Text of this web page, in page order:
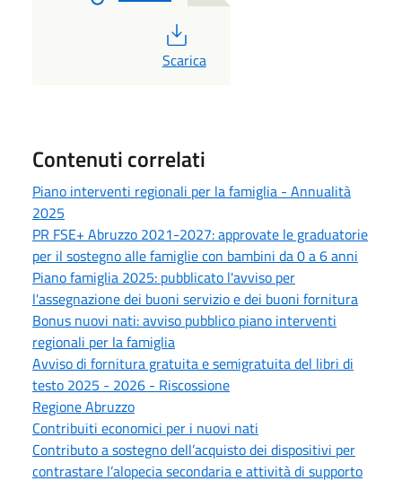
PDF
Scarica
Contenuti correlati
Piano interventi regionali per la famiglia - Annualità
2025
PR FSE+ Abruzzo 2021-2027: approvate le graduatorie
per il sostegno alle famiglie con bambini da 0 a 6 anni
Piano famiglia 2025: pubblicato l'avviso per
l'assegnazione dei buoni servizio e dei buoni fornitura
Bonus nuovi nati: avviso pubblico piano interventi
regionali per la famiglia
Avviso di fornitura gratuita e semigratuita del libri di
testo 2025 - 2026 - Riscossione
Regione Abruzzo
Contribuiti economici per i nuovi nati
Contributo a sostegno dell’acquisto dei dispositivi per
contrastare l’alopecia secondaria e attività di supporto